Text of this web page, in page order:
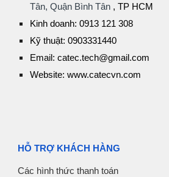
Tân, Quận Bình Tân , TP HCM
Kinh doanh: 0913 121 308
Kỹ thuật: 0903331440
Email: catec.tech@gmail.com
Website: www.catecvn.com
HỖ TRỢ KHÁCH HÀNG
Các hình thức thanh toán